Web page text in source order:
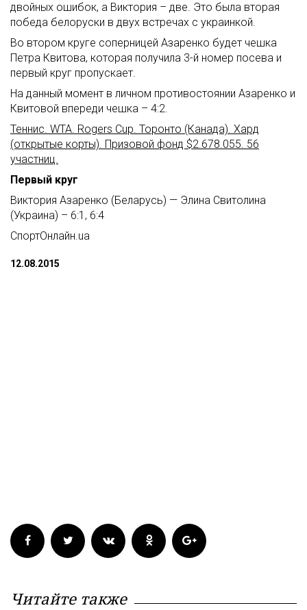
двойных ошибок, а Виктория – две. Это была вторая
победа белоруски в двух встречах с украинкой.
Во втором круге соперницей Азаренко будет чешка
Петра Квитова, которая получила 3-й номер посева и
первый круг пропускает.
На данный момент в личном противостоянии Азаренко и
Квитовой впереди чешка – 4:2.
Теннис. WTA. Rogers Cup. Торонто (Канада). Хард
(открытые корты). Призовой фонд $2.678.055. 56
участниц.
Первый круг
Виктория Азаренко (Беларусь) — Элина Свитолина
(Украина) – 6:1, 6:4
СпортОнлайн.ua
12.08.2015
Читайте также